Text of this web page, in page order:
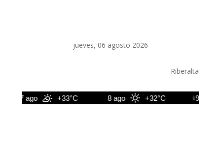
jueves, 06 agosto 2026
Riberalta
7 ago +33°C 8 ago +32°C 9 ago